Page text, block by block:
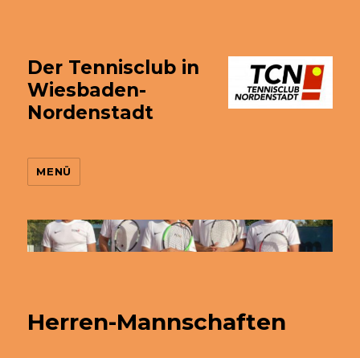
Der Tennisclub in
Wiesbaden-
Nordenstadt
MENÜ
Herren-Mannschaften